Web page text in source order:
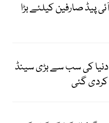
پیڈ صارفین کیلئے بڑا
دنیا کی سب سے بڑی سینڈ
گئی